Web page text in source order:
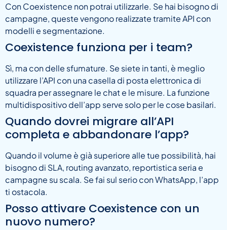
Con Coexistence non potrai utilizzarle. Se hai bisogno di
campagne, queste vengono realizzate tramite API con
modelli e segmentazione.
Coexistence funziona per i team?
Sì, ma con delle sfumature. Se siete in tanti, è meglio
utilizzare l’API con una casella di posta elettronica di
squadra per assegnare le chat e le misure. La funzione
multidispositivo dell’app serve solo per le cose basilari.
Quando dovrei migrare all’API
completa e abbandonare l’app?
Quando il volume è già superiore alle tue possibilità, hai
bisogno di SLA, routing avanzato, reportistica seria e
campagne su scala. Se fai sul serio con WhatsApp, l’app
ti ostacola.
Posso attivare Coexistence con un
nuovo numero?